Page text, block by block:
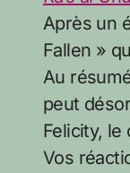
Après un
Fallen »
Au
peut
Felicity,
Vos